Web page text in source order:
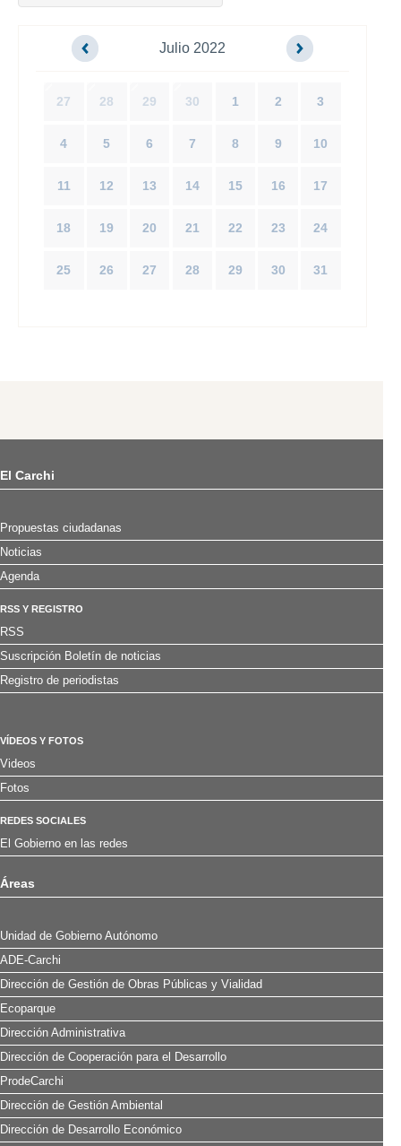
Julio 2022
27 28 29 30 1 2 3
4 5 6 7 8 9 10
11 12 13 14 15 16 17
18 19 20 21 22 23 24
25 26 27 28 29 30 31
El Carchi
Propuestas ciudadanas
Noticias
Agenda
RSS Y REGISTRO
RSS
Suscripción Boletín de noticias
Registro de periodistas
VÍDEOS Y FOTOS
Videos
Fotos
REDES SOCIALES
El Gobierno en las redes
Áreas
Unidad de Gobierno Autónomo
ADE-Carchi
Dirección de Gestión de Obras Públicas y Vialidad
Ecoparque
Dirección Administrativa
Dirección de Cooperación para el Desarrollo
ProdeCarchi
Dirección de Gestión Ambiental
Dirección de Desarrollo Económico